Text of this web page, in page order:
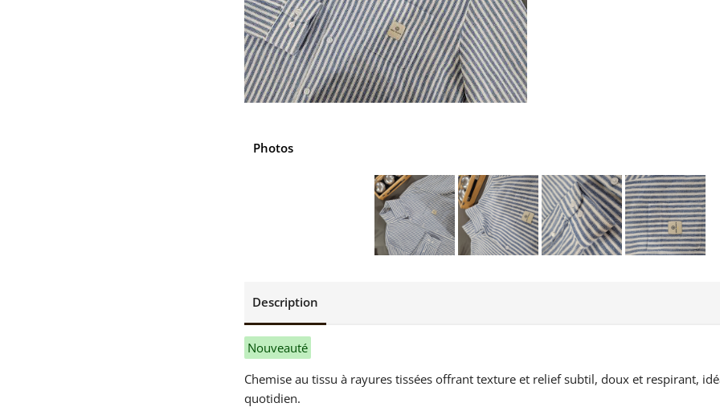
Photos
Description
Nouveauté
Chemise au tissu à rayures tissées offrant texture et relief subtil, doux et respirant,
quotidien.